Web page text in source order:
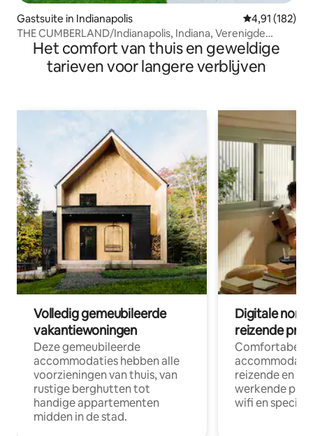
Gastsuite in Indianapolis Gemiddelde
4,91 (182)
THE CUMBERLAND/Indianapolis, Indiana, Verenigde
Staten
Het comfort van thuis en geweldige
tarieven voor langere verblijven
Volledig gemeubileerde
vakantiewoningen
Deze gemeubileerde
accommodaties hebben alle
voorzieningen van thuis, van
rustige berghutten tot
handige appartementen
midden in de stad.
Digitale
reizende
Comfortabele
reizende en
werkende
wifi en